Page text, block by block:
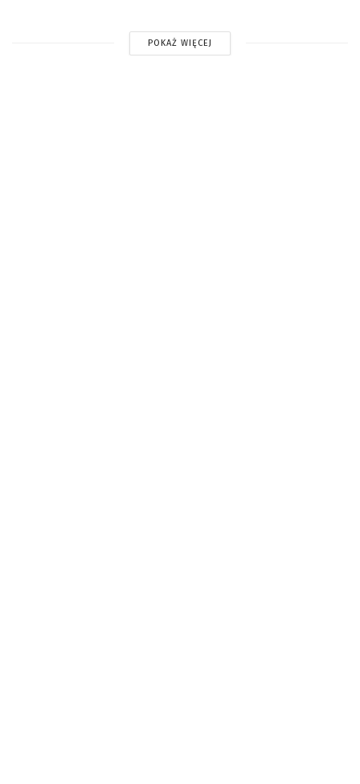
POKAŻ WIĘCEJ